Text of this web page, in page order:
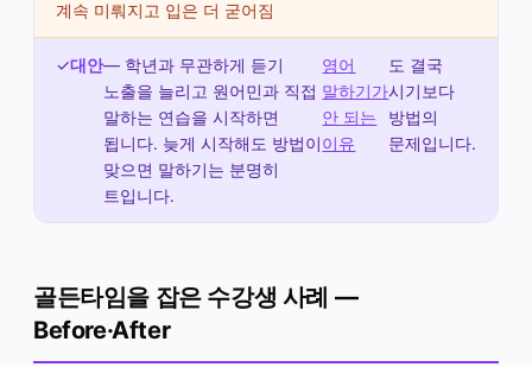
계속 미뤄지고 입은 더 굳어짐
✓대안— 학년과 무관하게 듣기
노출을 늘리고 원어민과 직접
말하는 연습을 시작하면
됩니다. 늦게 시작해도 방법이
맞으면 말하기는 분명히
트입니다.
영어
말하기가
안 되는
이유
도 결국
시기보다
방법의
문제입니다.
골든타임을 잡은 수강생 사례 —
Before·After